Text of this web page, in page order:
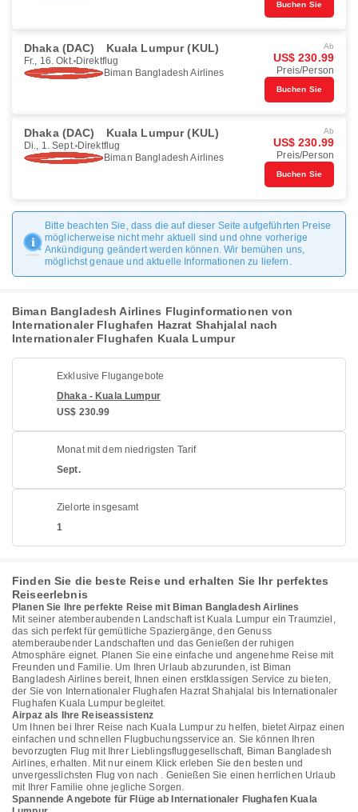
Buchen Sie
Dhaka (DAC) Kuala Lumpur (KUL)
Fr., 16. Okt. Direktflug
Biman Bangladesh Airlines
Ab
US$ 230.99
Preis/Person
Buchen Sie
Dhaka (DAC) Kuala Lumpur (KUL)
Di., 1. Sept. Direktflug
Biman Bangladesh Airlines
Ab
US$ 230.99
Preis/Person
Buchen Sie
Bitte beachten Sie, dass die auf dieser Seite aufgeführten Preise
möglicherweise nicht mehr aktuell sind und ohne vorherige
Ankündigung geändert werden können. Wir bemühen uns,
möglichst genaue und aktuelle Informationen zu liefern.
Biman Bangladesh Airlines Fluginformationen von
Internationaler Flughafen Hazrat Shahjalal nach
Internationaler Flughafen Kuala Lumpur
Exklusive Flugangebote
Dhaka - Kuala Lumpur
US$ 230.99
Monat mit dem niedrigsten Tarif
Sept.
Zielorte insgesamt
1
Finden Sie die beste Reise und erhalten Sie Ihr perfektes
Reiseerlebnis
Planen Sie Ihre perfekte Reise mit Biman Bangladesh Airlines
Mit seiner atemberaubenden Landschaft ist Kuala Lumpur ein Traumziel,
das sich perfekt für gemütliche Spaziergänge, den Genuss
atemberaubender Landschaften und das Genießen der ruhigen
Atmosphäre eignet. Planen Sie eine einfache und angenehme Reise mit
Freunden und Familie. Um Ihren Urlaub abzurunden, ist Biman
Bangladesh Airlines bereit, Ihnen einen erstklassigen Service zu bieten,
der Sie von Internationaler Flughafen Hazrat Shahjalal bis Internationaler
Flughafen Kuala Lumpur begleitet.
Airpaz als Ihre Reiseassistenz
Um Ihnen bei Ihrer Reise nach Kuala Lumpur zu helfen, bietet Airpaz einen
einfachen und schnellen Flugbuchungsservice an. Sie können Ihren
bevorzugten Flug mit Ihrer Lieblingsfluggesellschaft, Biman Bangladesh
Airlines, erhalten. Mit nur einem Klick erleben Sie den besten und
unvergesslichsten Flug von nach . Genießen Sie einen herrlichen Urlaub
mit Ihrer Familie ohne jegliche Sorgen.
Spannende Angebote für Flüge ab Internationaler Flughafen Kuala